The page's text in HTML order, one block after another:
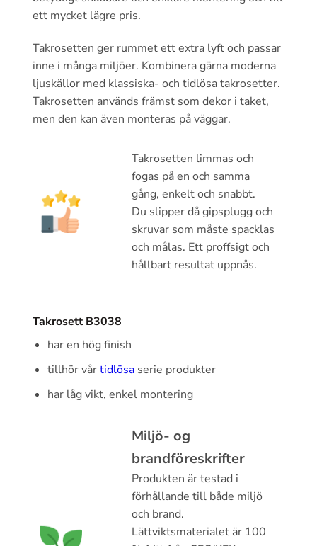
ett mycket lägre pris.
Takrosetten ger rummet ett extra lyft och passar
inne i många miljöer. Kombinera gärna moderna
ljuskällor med klassiska- och tidlösa takrosetter.
Takrosetten används främst som dekor i taket,
men den kan även monteras på väggar.
Takrosetten limmas och
fogas på en och samma
gång, enkelt och snabbt.
Du slipper då gipsplugg och
skruvar som måste spacklas
och målas. Ett proffsigt och
hållbart resultat uppnås.
Takrosett B3038
har en hög finish
tillhör vårtidlösaserie produkter
har låg vikt, enkel montering
Miljö- og
brandföreskrifter
Produkten är testad i
förhållande till både miljö
och brand.
Lättviktsmaterialet är 100